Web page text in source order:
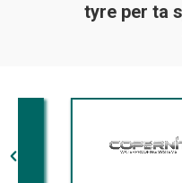
tyre per ta